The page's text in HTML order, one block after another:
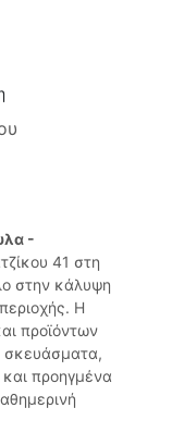
-
41 στη
στην κάλυψη
Η
προϊόντων
σκευάσματα,
προηγμένα